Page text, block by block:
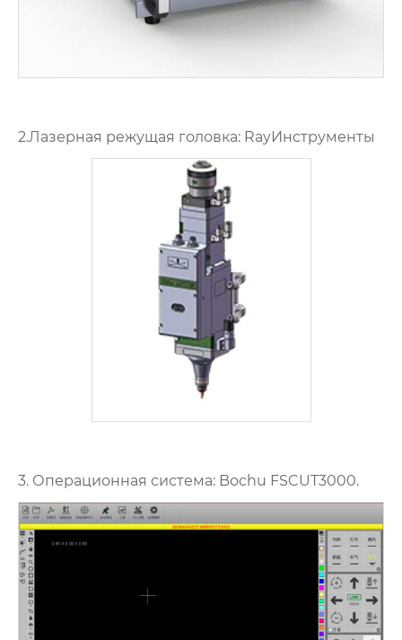
2.Лазерная режущая головка: RayИнструменты
3. Операционная система: Bochu FSCUT3000.